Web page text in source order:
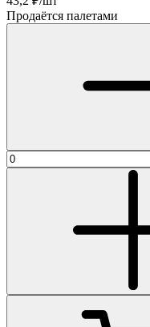
Продаётся палетами